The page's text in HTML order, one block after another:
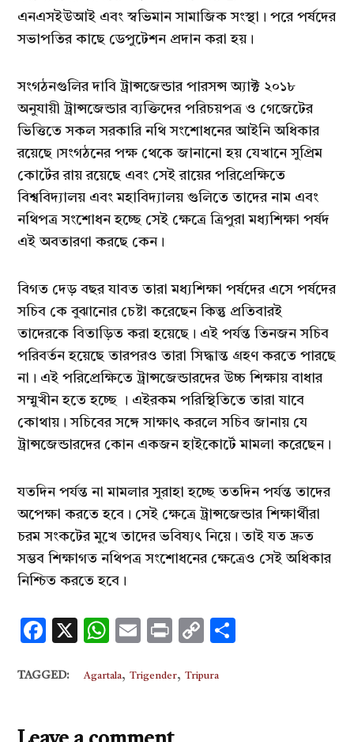
এনএসইউআই এবং স্বভিমান সামাজিক সংস্থা। পরে পর্ষদের
সভাপতির কাছে ডেপুটেশন প্রদান করা হয়।
সংগঠনগুলির দাবি ট্রান্সজেন্ডার পারসন্স অ্যাক্ট ২০১৮
অনুযায়ী ট্রান্সজেন্ডার ব্যক্তিদের পরিচয়পত্র ও গেজেটের
ভিত্তিতে সকল সরকারি নথি সংশোধনের আইনি অধিকার
রয়েছে।সংগঠনের পক্ষ থেকে জানানো হয় যেখানে সুপ্রিম
কোর্টের রায় রয়েছে এবং সেই রায়ের পরিপ্রেক্ষিতে
বিশ্ববিদ্যালয় এবং মহাবিদ্যালয় গুলিতে তাদের নাম এবং
নথিপত্র সংশোধন হচ্ছে সেই ক্ষেত্রে ত্রিপুরা মধ্যশিক্ষা পর্ষদ
এই অবতারণা করছে কেন।
বিগত দেড় বছর যাবত তারা মধ্যশিক্ষা পর্ষদের এসে পর্ষদের
সচিব কে বুঝানোর চেষ্টা করেছেন কিন্তু প্রতিবারই
তাদেরকে বিতাড়িত করা হয়েছে। এই পর্যন্ত তিনজন সচিব
পরিবর্তন হয়েছে তারপরও তারা সিদ্ধান্ত গ্রহণ করতে পারছে
না। এই পরিপ্রেক্ষিতে ট্রান্সজেন্ডারদের উচ্চ শিক্ষায় বাধার
সম্মুখীন হতে হচ্ছে । এইরকম পরিস্থিতিতে তারা যাবে
কোথায়। সচিবের সঙ্গে সাক্ষাৎ করলে সচিব জানায় যে
ট্রান্সজেন্ডারদের কোন একজন হাইকোর্টে মামলা করেছেন।
যতদিন পর্যন্ত না মামলার সুরাহা হচ্ছে ততদিন পর্যন্ত তাদের
অপেক্ষা করতে হবে। সেই ক্ষেত্রে ট্রান্সজেন্ডার শিক্ষার্থীরা
চরম সংকটের মুখে তাদের ভবিষ্যৎ নিয়ে। তাই যত দ্রুত
সম্ভব শিক্ষাগত নথিপত্র সংশোধনের ক্ষেত্রেও সেই অধিকার
নিশ্চিত করতে হবে।
Facebook
X WhatsApp
EmailPrintCopy
TAGGED: Agartala,Trigender,Tripura